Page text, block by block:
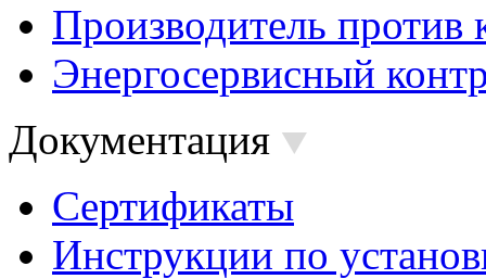
Производитель против
Энергосервисный
Документация
Сертификаты
Инструкции по